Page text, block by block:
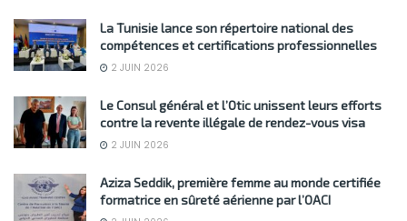
La Tunisie lance son répertoire national des
compétences et certifications professionnelles
2 JUIN 2026
Le Consul général et l’Otic unissent leurs efforts
contre la revente illégale de rendez-vous visa
2 JUIN 2026
Aziza Seddik, première femme au monde certifiée
formatrice en sûreté aérienne par l’OACI